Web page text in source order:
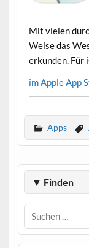
Mit vielen
Weise das
erkunden. Für
im Apple App
Apps
▼ Finden